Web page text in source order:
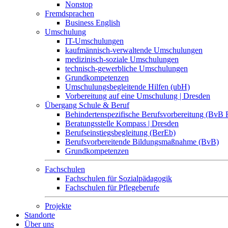
Nonstop
Fremdsprachen
Business English
Umschulung
IT-Umschulungen
kaufmännisch-verwaltende Umschulungen
medizinisch-soziale Umschulungen
technisch-gewerbliche Umschulungen
Grundkompetenzen
Umschulungsbegleitende Hilfen (ubH)
Vorbereitung auf eine Umschulung | Dresden
Übergang Schule & Beruf
Behindertenspezifische Berufsvorbereitung (BvB
Beratungsstelle Kompass | Dresden
Berufseinstiegsbegleitung (BerEb)
Berufsvorbereitende Bildungsmaßnahme (BvB)
Grundkompetenzen
Fachschulen
Fachschulen für Sozialpädagogik
Fachschulen für Pflegeberufe
Projekte
Standorte
Über uns